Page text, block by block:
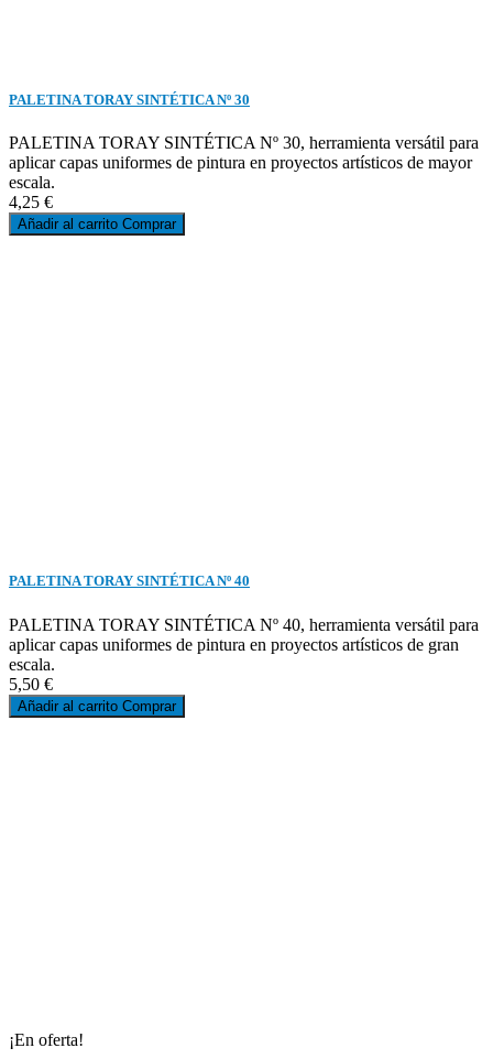
PALETINA TORAY SINTÉTICA Nº 30
PALETINA TORAY SINTÉTICA Nº 30, herramienta versátil para
aplicar capas uniformes de pintura en proyectos artísticos de mayor
escala.
4,25 €
Añadir al carrito Comprar
PALETINA TORAY SINTÉTICA Nº 40
PALETINA TORAY SINTÉTICA Nº 40, herramienta versátil para
aplicar capas uniformes de pintura en proyectos artísticos de gran
escala.
5,50 €
Añadir al carrito Comprar
¡En oferta!